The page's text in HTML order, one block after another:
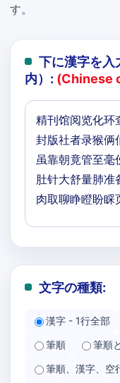
す。
下に漢字を
内）: (Chinese
文字の種類:
漢字 - 1行全部
筆順
筆順
筆順、漢字、空